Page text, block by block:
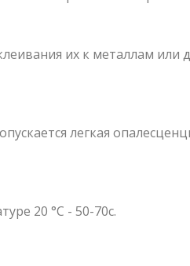
их к металлам или
легкая
20 °С - 50-70с.